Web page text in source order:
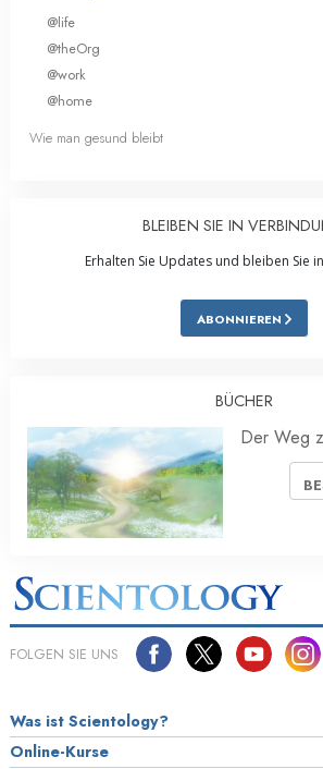
@life
@theOrg
@work
@home
Wie man gesund bleibt
BLEIBEN SIE IN
Erhalten Sie Updates und bleiben Sie
ABONNIEREN
BÜCHER
Der Weg
FOLGEN SIE UNS
Was ist Scientology?
Online-Kurse